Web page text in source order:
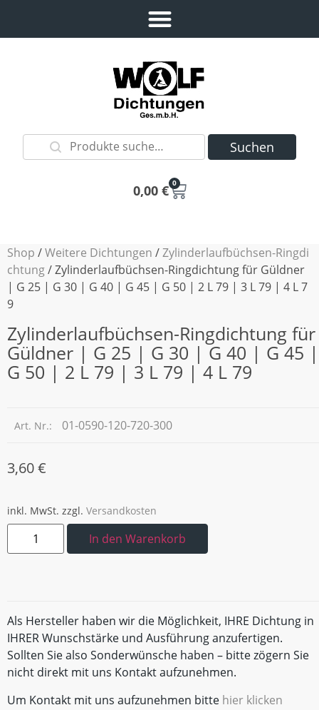
Suchen
0,00 € 0
Shop /Weitere Dichtungen /Zylinderlaufbüchsen-Ringdi
chtung/ Zylinderlaufbüchsen-Ringdichtung für Güldner
| G 25 | G 30 | G 40 | G 45 | G 50 | 2 L 79 | 3 L 79 | 4 L 7
9
Zylinderlaufbüchsen-Ringdichtung für
Güldner | G 25 | G 30 | G 40 | G 45 |
G 50 | 2 L 79 | 3 L 79 | 4 L 79
Art. Nr.: 01-0590-120-720-300
3,60€
inkl. MwSt. zzgl. Versandkosten
In den Warenkorb
Als Hersteller haben wir die Möglichkeit, IHRE Dichtung in
IHRER Wunschstärke und Ausführung anzufertigen.
Sollten Sie also Sonderwünsche haben – bitte zögern Sie
nicht direkt mit uns Kontakt aufzunehmen.
Um Kontakt mit uns aufzunehmen bitte hier klicken